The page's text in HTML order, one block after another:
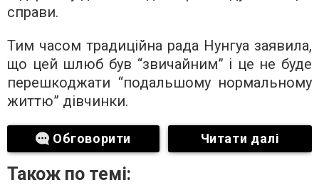
справи.
Тим часом традиційна рада Нунгуа заявила,
що цей шлюб був “звичайним” і це не буде
перешкоджати “подальшому нормальному
життю” дівчинки.
Обговорити Читати далі
Також по темі: